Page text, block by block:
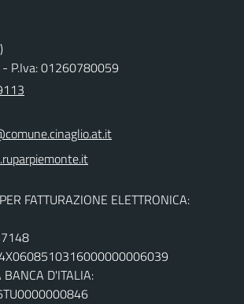
P.Iva: 01260780059
FATTURAZIONE ELETTRONICA:
BANCA D'ITALIA: